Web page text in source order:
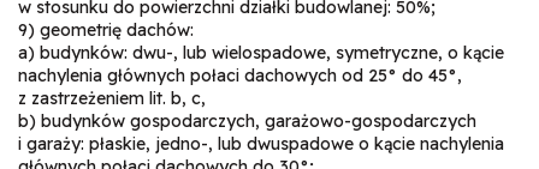
w stosunku do powierzchni działki budowlanej: 50%;
9) geometrię dachów:
a) budynków: dwu-, lub wielospadowe, symetryczne, o kącie
nachylenia głównych połaci dachowych od 25° do 45°,
z zastrzeżeniem lit. b, c,
b) budynków gospodarczych, garażowo-gospodarczych
i garaży: płaskie, jedno-, lub dwuspadowe o kącie nachylenia